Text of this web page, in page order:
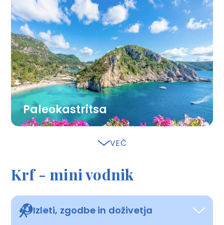
Očarljivo ribiško mestece na severovzhodu z
majhnimi zalivi za kopanje, tavernami z
morskimi sadeži in sproščenim večernim
vzdušjem ob obali.
Paleokastritsa
Slikovita vasica na zahodni obali, znana po
točka za ladjico do skritih zalivov.
VEČ
Krf - mini vodnik
Izleti, zgodbe in doživetja